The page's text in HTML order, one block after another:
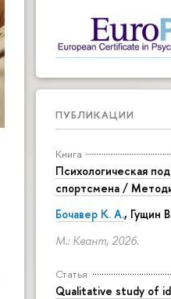
ПУБЛИКАЦИИ
Книга
Психологическая
спортсмена /
Бочавер К. А., Гущин
М.: Квант, 2026.
Статья
Qualitative study of